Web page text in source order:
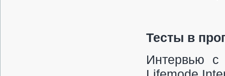
Тесты в
Интервью с